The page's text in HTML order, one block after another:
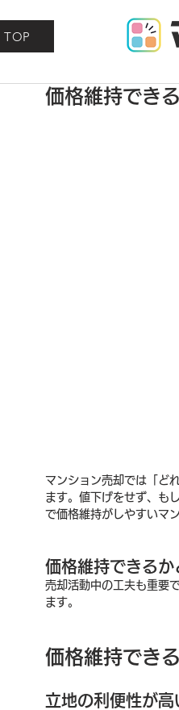
TOP
価格維持でき
マンション売却では「ど
ます。値下げをせず、も
で価格維持がしやすいマ
価格維持できる
売却活動中の工夫も重要
ます。
価格維持でき
立地の利便性が高